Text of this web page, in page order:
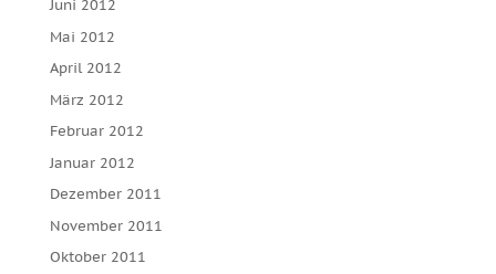
Juni 2012
Mai 2012
April 2012
März 2012
Februar 2012
Januar 2012
Dezember 2011
November 2011
Oktober 2011